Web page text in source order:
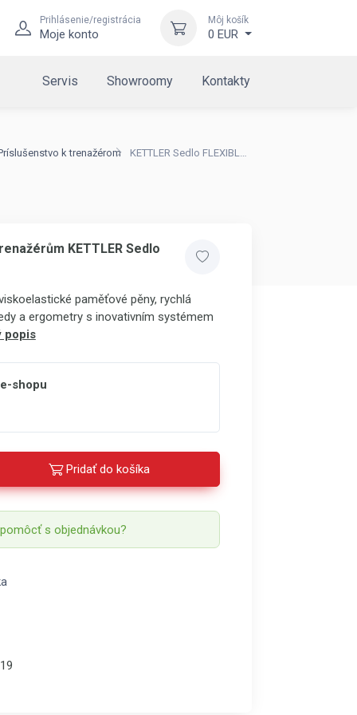
Prihlásenie/registrácia
Moje konto
Môj košík
0 EUR
Servis Showroomy Kontakty
k trenažérom KETTLER Sedlo FLEXIBLE FOAM
KETTLER Sedlo
paměťové pěny, rychlá
a ergometry s inovativním systémem
popis
shopu
Pridať do košíka
s objednávkou?